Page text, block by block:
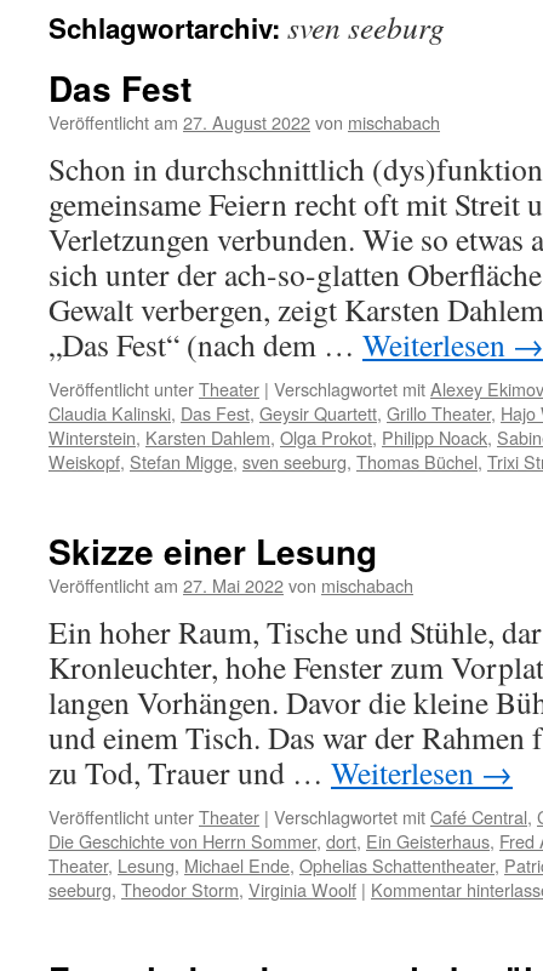
Schlagwortarchiv: sven seeburg
Das Fest
Veröffentlicht am 27. August 2022von mischabach
Schon in durchschnittlich
gemeinsame Feiern recht oft mit Streit
Verletzungen verbunden. Wie so etwas
sich unter der ach-so-glatten
Gewalt verbergen, zeigt Karsten
„Das Fest“ (nach dem … Weiterlesen →
Veröffentlicht unterTheater | Verschlagwortet mitAlexey Ekimov
Claudia Kalinski, Das Fest, Geysir Quartett, Grillo Theater, Hajo
Winterstein, Karsten Dahlem, Olga Prokot, Philipp Noack,
Weiskopf, Stefan Migge, sven seeburg, Thomas Büchel, Trixi
Skizze einer Lesung
Veröffentlicht am 27. Mai 2022von mischabach
Ein hoher Raum, Tische und Stühle,
Kronleuchter, hohe Fenster zum
langen Vorhängen. Davor die kleine
und einem Tisch. Das war der Rahmen
zu Tod, Trauer und … Weiterlesen →
Veröffentlicht unterTheater | Verschlagwortet mitCafé Central,
Die Geschichte von Herrn Sommer, dort, Ein Geisterhaus, Fred
Theater, Lesung, Michael Ende, Ophelias Schattentheater,
seeburg, Theodor Storm, Virginia Woolf | Kommentar